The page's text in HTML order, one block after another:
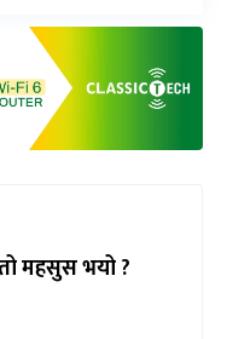
महसुस भयो ?